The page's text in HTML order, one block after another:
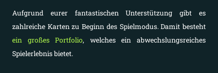
Aufgrund eurer fantastischen Unterstützung gibt es
zahlreiche Karten zu Beginn des Spielmodus. Damit besteht
ein großes Portfolio, welches ein abwechslungsreiches
Spielerlebnis bietet.